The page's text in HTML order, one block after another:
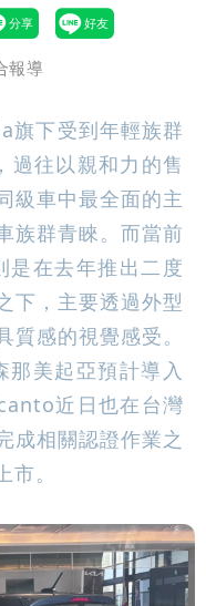
報導
旗下受到年輕族群
往以親和力的售
級車中最全面的主
族群青睞。而當前
在去年推出二度
下，主要透過外型
感的視覺感受。
美起亞預計導入
近日也在台灣
成相關認證作業之
。